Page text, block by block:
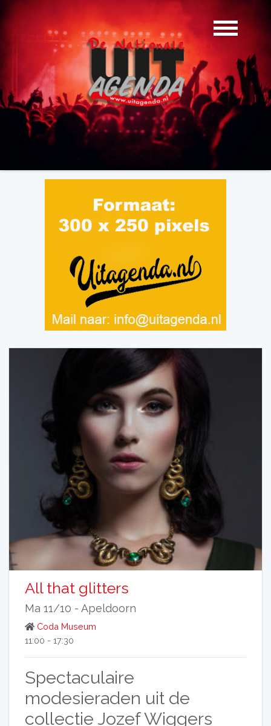
All that glitters
Ma 11/10 - Apeldoorn
Coda Museum
11:00 - 17:30
Spectaculaire
modesieraden uit de
collectie Jozef Wiggers